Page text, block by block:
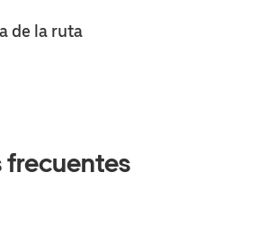
de la ruta
frecuentes